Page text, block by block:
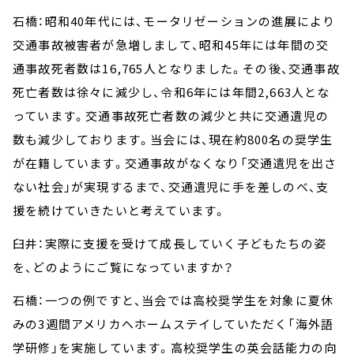
石橋：昭和40年代には、モータリゼーションの進展により
交通事故被害者が急増しまして、昭和45年には年間の交
通事故死者数は16,765人となりました。その後、交通事故
死亡者数は徐々に減少し、令和6年には年間2,663人とな
っています。交通事故死亡者数の減少と共に交通遺児の
数も減少しております。当会には、現在約800名の奨学生
が在籍しています。交通事故がなくなり「交通遺児を出さ
ない社会」が実現するまで、交通遺児に手を差しのべ、支
援を続けていきたいと考えています。
臼井：実際に支援を受けて成長していく子どもたちの姿
を、どのようにご覧になっていますか？
石橋：一つの例ですと、当会では高校奨学生を対象に夏休
みの3週間アメリカへホームステイしていただく「海外語
学研修」を実施しています。高校奨学生の英会話能力の向